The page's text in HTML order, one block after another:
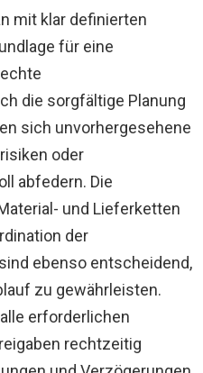
mit klar definierten
für eine
die sorgfältige Planung
sich unvorhergesehene
oder
abfedern. Die
und Lieferketten
der
ebenso entscheidend,
zu gewährleisten.
erforderlichen
rechtzeitig